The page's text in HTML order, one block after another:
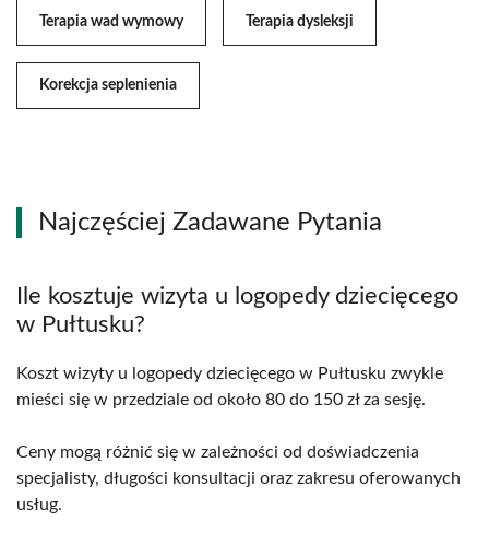
Terapia wad wymowy Terapia dysleksji
Korekcja seplenienia
Najczęściej Zadawane Pytania
Ile kosztuje wizyta u logopedy dziecięcego
w Pułtusku?
Koszt wizyty u logopedy dziecięcego w Pułtusku zwykle
mieści się w przedziale od około 80 do 150 zł za sesję.
Ceny mogą różnić się w zależności od doświadczenia
specjalisty, długości konsultacji oraz zakresu oferowanych
usług.